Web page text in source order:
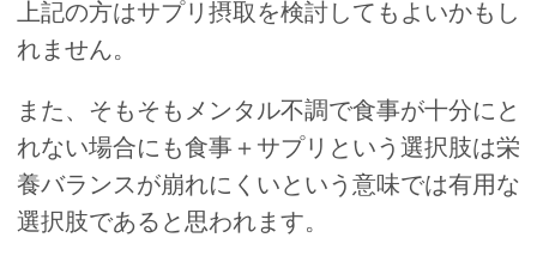
上記の方はサプリ摂取を検討してもよいかもし
れません。
また、そもそもメンタル不調で食事が十分にと
れない場合にも食事＋サプリという選択肢は栄
養バランスが崩れにくいという意味では有用な
選択肢であると思われます。